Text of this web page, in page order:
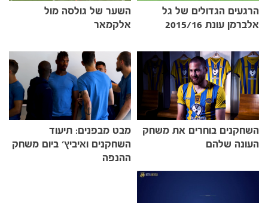
הרגעים הגדולים של גל
אלברמן עונת 2015/16
השער של גולסה מול
אלקמאר
השחקנים בוחרים את משחק
העונה שלהם
מבט מבפנים: תיעוד
השחקנים ואיביץ' ביום משחק
ההנפה